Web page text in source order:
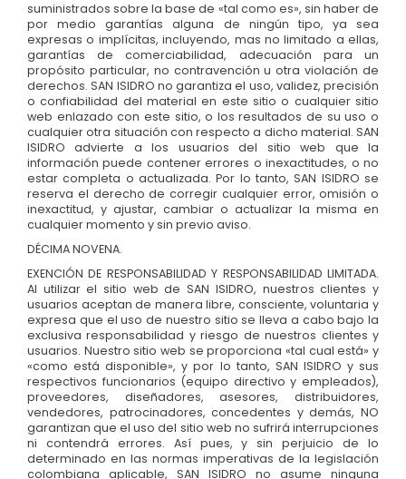
suministrados sobre la base de «tal como es», sin haber de
por medio garantías alguna de ningún tipo, ya sea
expresas o implícitas, incluyendo, mas no limitado a ellas,
garantías de comerciabilidad, adecuación para un
propósito particular, no contravención u otra violación de
derechos. SAN ISIDRO no garantiza el uso, validez, precisión
o confiabilidad del material en este sitio o cualquier sitio
web enlazado con este sitio, o los resultados de su uso o
cualquier otra situación con respecto a dicho material. SAN
ISIDRO advierte a los usuarios del sitio web que la
información puede contener errores o inexactitudes, o no
estar completa o actualizada. Por lo tanto, SAN ISIDRO se
reserva el derecho de corregir cualquier error, omisión o
inexactitud, y ajustar, cambiar o actualizar la misma en
cualquier momento y sin previo aviso.
DÉCIMA NOVENA.
EXENCIÓN DE RESPONSABILIDAD Y RESPONSABILIDAD LIMITADA.
Al utilizar el sitio web de SAN ISIDRO, nuestros clientes y
usuarios aceptan de manera libre, consciente, voluntaria y
expresa que el uso de nuestro sitio se lleva a cabo bajo la
exclusiva responsabilidad y riesgo de nuestros clientes y
usuarios. Nuestro sitio web se proporciona «tal cual está» y
«como está disponible», y por lo tanto, SAN ISIDRO y sus
respectivos funcionarios (equipo directivo y empleados),
proveedores, diseñadores, asesores, distribuidores,
vendedores, patrocinadores, concedentes y demás, NO
garantizan que el uso del sitio web no sufrirá interrupciones
ni contendrá errores. Así pues, y sin perjuicio de lo
determinado en las normas imperativas de la legislación
colombiana aplicable, SAN ISIDRO no asume ninguna